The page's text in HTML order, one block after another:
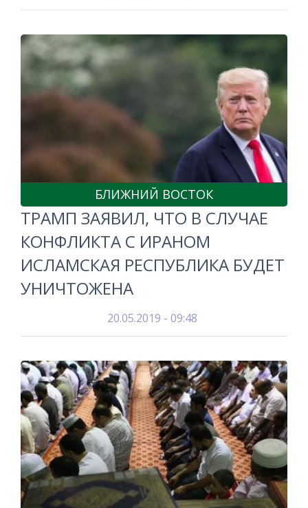
БЛИЖНИЙ ВОСТОК
ТРАМП ЗАЯВИЛ, ЧТО В СЛУЧАЕ
КОНФЛИКТА С ИРАНОМ
ИСЛАМСКАЯ РЕСПУБЛИКА БУДЕТ
УНИЧТОЖЕНА
20.05.2019 - 09:48